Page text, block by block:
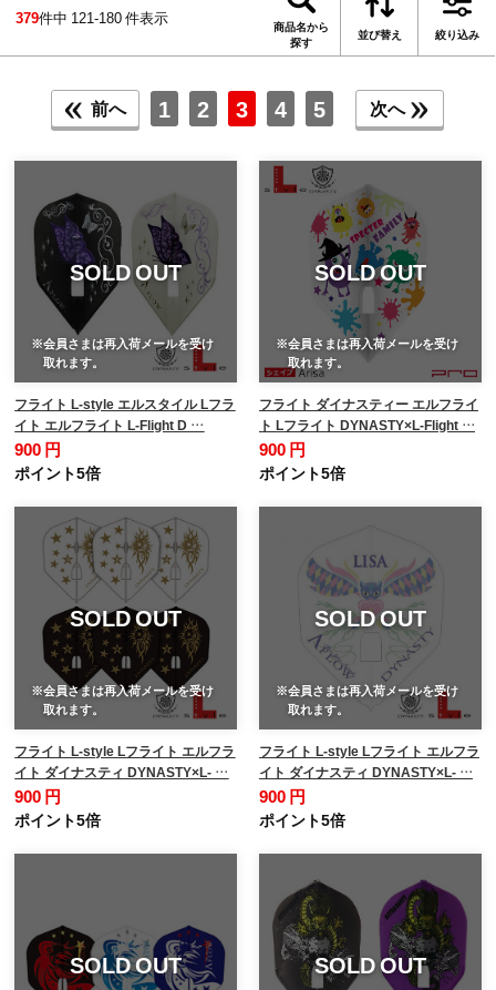
379件中 121-180 件表示
商品名から
探す
並び替え 絞り込み
前へ 1 2 3 4 5 次へ
SOLD OUT
※会員さまは再入荷メールを受け
取れます。
フライト L-style エルスタイル Lフラ
イト エルフライト L-Flight D …
900 円
ポイント5倍
SOLD OUT
※会員さまは再入荷メールを受け
取れます。
フライト ダイナスティー エルフライ
ト Lフライト DYNASTY×L-Flight …
900 円
ポイント5倍
SOLD OUT
※会員さまは再入荷メールを受け
取れます。
フライト L-style Lフライト エルフラ
イト ダイナスティ DYNASTY×L- …
900 円
ポイント5倍
SOLD OUT
※会員さまは再入荷メールを受け
取れます。
フライト L-style Lフライト エルフラ
イト ダイナスティ DYNASTY×L- …
900 円
ポイント5倍
SOLD OUT SOLD OUT